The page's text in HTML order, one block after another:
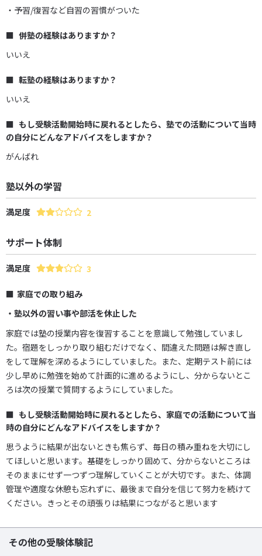
・予習/復習など自習の習慣がついた
併塾の経験はありますか？
いいえ
転塾の経験はありますか？
いいえ
もし受験活動開始時に戻れるとしたら、塾での活動について当時
の自分にどんなアドバイスをしますか？
がんばれ
塾以外の学習
満足度 2
サポート体制
満足度 3
家庭での取り組み
・塾以外の習い事や部活を休止した
家庭では塾の授業内容を復習することを意識して勉強していまし
た。宿題をしっかり取り組むだけでなく、間違えた問題は解き直し
をして理解を深めるようにしていました。また、定期テスト前には
少し早めに勉強を始めて計画的に進めるようにし、分からないとこ
ろは次の授業で質問するようにしていました。
もし受験活動開始時に戻れるとしたら、家庭での活動について当
時の自分にどんなアドバイスをしますか？
思うように結果が出ないときも焦らず、毎日の積み重ねを大切にし
てほしいと思います。基礎をしっかり固めて、分からないところは
そのままにせず一つずつ理解していくことが大切です。また、体調
管理や適度な休憩も忘れずに、最後まで自分を信じて努力を続けて
ください。きっとその頑張りは結果につながると思います
その他の受験体験記